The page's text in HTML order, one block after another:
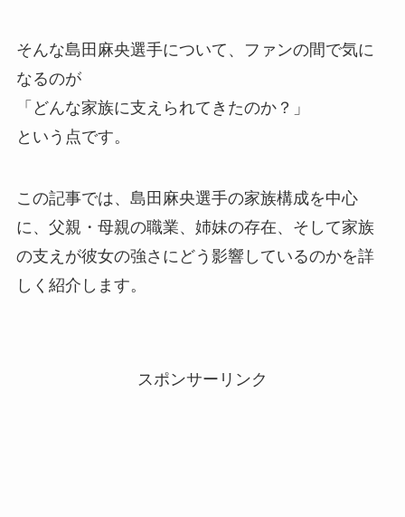
そんな島田麻央選手について、ファンの間で気に
なるのが
「どんな家族に支えられてきたのか？」
という点です。
この記事では、島田麻央選手の家族構成を中心
に、父親・母親の職業、姉妹の存在、そして家族
の支えが彼女の強さにどう影響しているのかを詳
しく紹介します。
スポンサーリンク